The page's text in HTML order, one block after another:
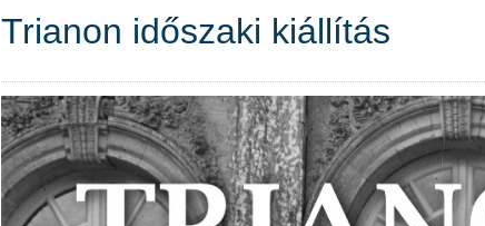
Trianon időszaki kiállítás